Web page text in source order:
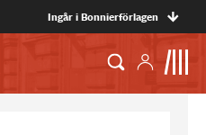
Ingår i Bonnierförlagen